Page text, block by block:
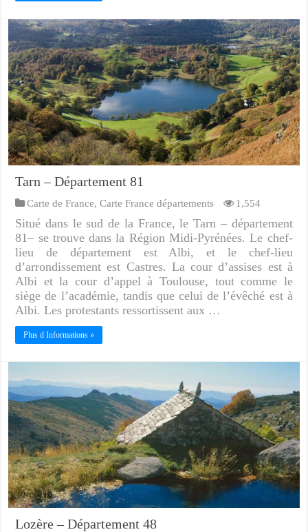
Tarn – Département 81
Carte de France,Carte France départements 1,554
Situé dans le sud de la France, le Tarn – département
81– se trouve dans la Région Midi-Pyrénées. Le chef-
lieu de département est Albi, et le chef-lieu
d’arrondissement est Castres. La cour d’assises est à
Albi et la cour d’appel à Toulouse, tout comme le
siège de l’académie, tandis que celui de l’évêché est à
Albi. Les protestants ressortissent aux …
Plus d Informations »
Lozère – Département 48